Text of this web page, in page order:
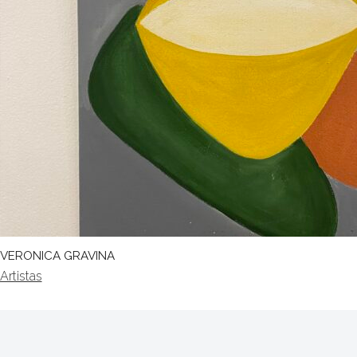
VERONICA GRAVINA
Artistas